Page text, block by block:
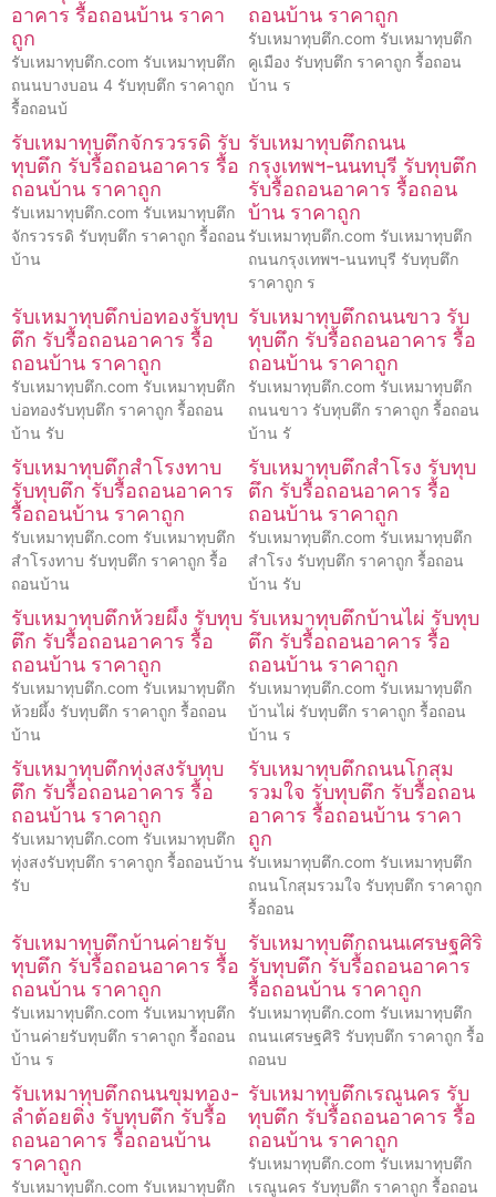
อาคาร รื้อถอนบ้าน ราคา
ถูก
รับเหมาทุบตึก.com รับเหมาทุบตึก
ถนนบางบอน 4 รับทุบตึก ราคาถูก
รื้อถอนบ้
ถอนบ้าน ราคาถูก
รับเหมาทุบตึก.com รับเหมาทุบตึก
คูเมือง รับทุบตึก ราคาถูก รื้อถอน
บ้าน ร
รับเหมาทุบตึกจักรวรรดิ รับ
ทุบตึก รับรื้อถอนอาคาร รื้อ
ถอนบ้าน ราคาถูก
รับเหมาทุบตึก.com รับเหมาทุบตึก
จักรวรรดิ รับทุบตึก ราคาถูก รื้อถอน
บ้าน
รับเหมาทุบตึกถนน
กรุงเทพฯ-นนทบุรี รับทุบตึก
รับรื้อถอนอาคาร รื้อถอน
บ้าน ราคาถูก
รับเหมาทุบตึก.com รับเหมาทุบตึก
ถนนกรุงเทพฯ-นนทบุรี รับทุบตึก
ราคาถูก ร
รับเหมาทุบตึกบ่อทองรับทุบ
ตึก รับรื้อถอนอาคาร รื้อ
ถอนบ้าน ราคาถูก
รับเหมาทุบตึก.com รับเหมาทุบตึก
บ่อทองรับทุบตึก ราคาถูก รื้อถอน
บ้าน รับ
รับเหมาทุบตึกถนนขาว รับ
ทุบตึก รับรื้อถอนอาคาร รื้อ
ถอนบ้าน ราคาถูก
รับเหมาทุบตึก.com รับเหมาทุบตึก
ถนนขาว รับทุบตึก ราคาถูก รื้อถอน
บ้าน รั
รับเหมาทุบตึกสำโรงทาบ
รับทุบตึก รับรื้อถอนอาคาร
รื้อถอนบ้าน ราคาถูก
รับเหมาทุบตึก.com รับเหมาทุบตึก
สำโรงทาบ รับทุบตึก ราคาถูก รื้อ
ถอนบ้าน
รับเหมาทุบตึกสำโรง รับทุบ
ตึก รับรื้อถอนอาคาร รื้อ
ถอนบ้าน ราคาถูก
รับเหมาทุบตึก.com รับเหมาทุบตึก
สำโรง รับทุบตึก ราคาถูก รื้อถอน
บ้าน รับ
รับเหมาทุบตึกห้วยผึ้ง รับทุบ
ตึก รับรื้อถอนอาคาร รื้อ
ถอนบ้าน ราคาถูก
รับเหมาทุบตึก.com รับเหมาทุบตึก
ห้วยผึ้ง รับทุบตึก ราคาถูก รื้อถอน
บ้าน
รับเหมาทุบตึกบ้านไผ่ รับทุบ
ตึก รับรื้อถอนอาคาร รื้อ
ถอนบ้าน ราคาถูก
รับเหมาทุบตึก.com รับเหมาทุบตึก
บ้านไผ่ รับทุบตึก ราคาถูก รื้อถอน
บ้าน ร
รับเหมาทุบตึกทุ่งสงรับทุบ
ตึก รับรื้อถอนอาคาร รื้อ
ถอนบ้าน ราคาถูก
รับเหมาทุบตึก.com รับเหมาทุบตึก
ทุ่งสงรับทุบตึก ราคาถูก รื้อถอนบ้าน
รับ
รับเหมาทุบตึกถนนโกสุม
รวมใจ รับทุบตึก รับรื้อถอน
อาคาร รื้อถอนบ้าน ราคา
ถูก
รับเหมาทุบตึก.com รับเหมาทุบตึก
ถนนโกสุมรวมใจ รับทุบตึก ราคาถูก
รื้อถอน
รับเหมาทุบตึกบ้านค่ายรับ
ทุบตึก รับรื้อถอนอาคาร รื้อ
ถอนบ้าน ราคาถูก
รับเหมาทุบตึก.com รับเหมาทุบตึก
บ้านค่ายรับทุบตึก ราคาถูก รื้อถอน
บ้าน ร
รับเหมาทุบตึกถนนเศรษฐศิริ
รับทุบตึก รับรื้อถอนอาคาร
รื้อถอนบ้าน ราคาถูก
รับเหมาทุบตึก.com รับเหมาทุบตึก
ถนนเศรษฐศิริ รับทุบตึก ราคาถูก รื้อ
ถอนบ
รับเหมาทุบตึกถนนขุมทอง-
ลำต้อยติ่ง รับทุบตึก รับรื้อ
ถอนอาคาร รื้อถอนบ้าน
ราคาถูก
รับเหมาทุบตึก.com รับเหมาทุบตึก
รับเหมาทุบตึกเรณูนคร รับ
ทุบตึก รับรื้อถอนอาคาร รื้อ
ถอนบ้าน ราคาถูก
รับเหมาทุบตึก.com รับเหมาทุบตึก
เรณูนคร รับทุบตึก ราคาถูก รื้อถอน